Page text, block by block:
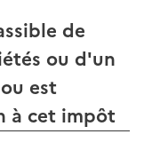
de
ou d'un
est
à cet impôt